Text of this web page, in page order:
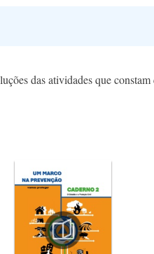
das atividades que